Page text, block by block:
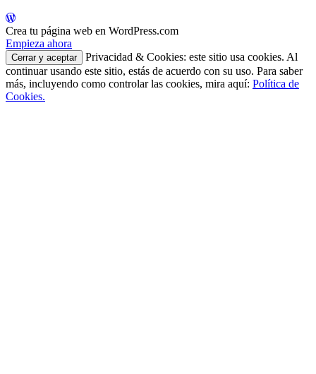
Crea tu página web en WordPress.com
Empieza ahora
Privacidad & Cookies: este sitio usa cookies. Al
continuar usando este sitio, estás de acuerdo con su uso. Para saber
más, incluyendo como controlar las cookies, mira aquí: Política de
Cookies.